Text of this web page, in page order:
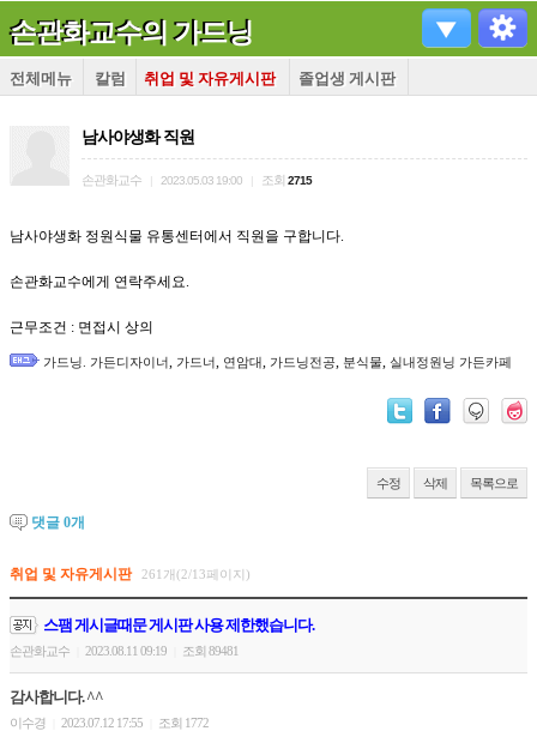
손관화교수의 가드닝
전체메뉴 칼럼 취업 및 자유게시판 졸업생 게시판
남사야생화 직원
손관화교수 2023.05.03 19:00 조회 2715
남사야생화 정원식물 유통센터에서 직원을 구합니다.
손관화교수에게 연락주세요.
근무조건 : 면접시 상의
가드닝. 가든디자이너, 가드너, 연암대, 가드닝전공, 분식물, 실내정원닝 가든카페
수정 삭제 목록으로
댓글 0개
취업 및 자유게시판 261개(2/13페이지)
스팸 게시글때문 게시판 사용 제한했습니다.
손관화교수 2023.08.11 09:19 조회 89481
감사합니다. ^^
이수경 2023.07.12 17:55 조회 1772